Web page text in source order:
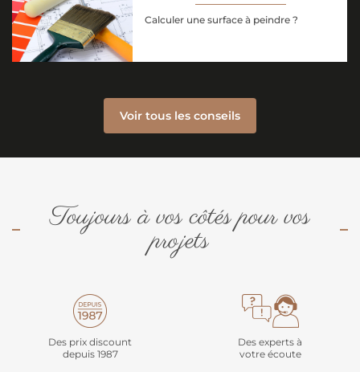
Calculer une surface à peindre ?
Voir tous les conseils
Toujours à vos côtés pour vos
projets
Des prix discount
depuis 1987
Des experts à
votre écoute